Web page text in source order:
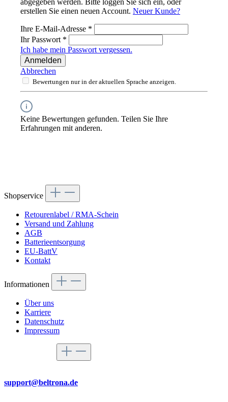
abgegeben werden. Bitte loggen Sie sich ein, oder
erstellen Sie einen neuen Account. Neuer Kunde?
Ihre E-Mail-Adresse *
Ihr Passwort *
Ich habe mein Passwort vergessen.
Anmelden
Abbrechen
Bewertungen nur in der aktuellen Sprache anzeigen.
Keine Bewertungen gefunden. Teilen Sie Ihre
Erfahrungen mit anderen.
Shopservice
Retourenlabel / RMA-Schein
Versand und Zahlung
AGB
Batterieentsorgung
EU-BattV
Kontakt
Informationen
Über uns
Karriere
Datenschutz
Impressum
support@beltrona.de